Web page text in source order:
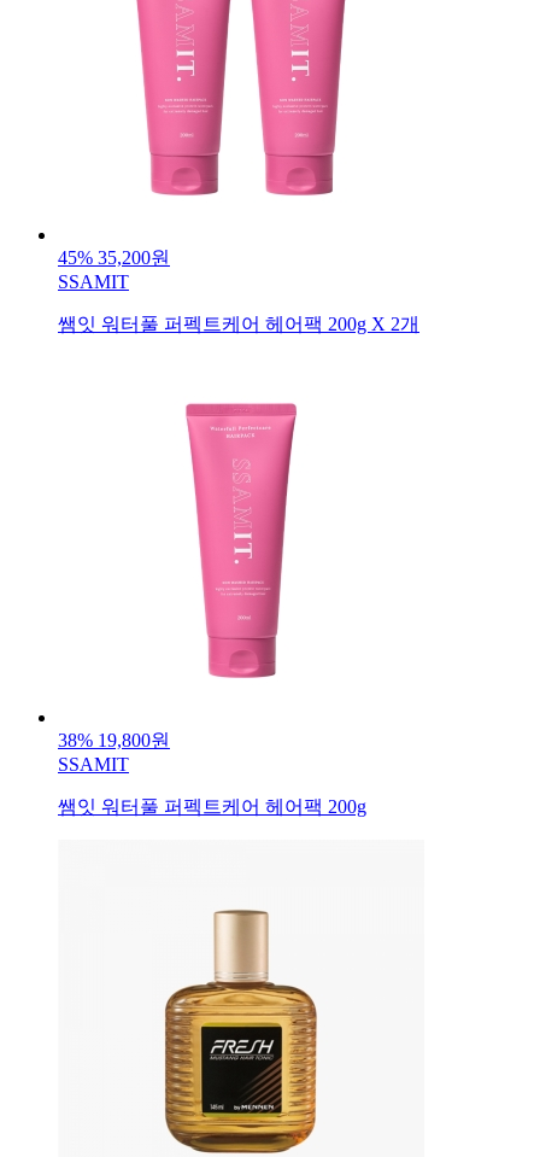
45% 35,200원
SSAMIT
쌤잇 워터풀 퍼펙트케어 헤어팩 200g X 2개
38% 19,800원
SSAMIT
쌤잇 워터풀 퍼펙트케어 헤어팩 200g